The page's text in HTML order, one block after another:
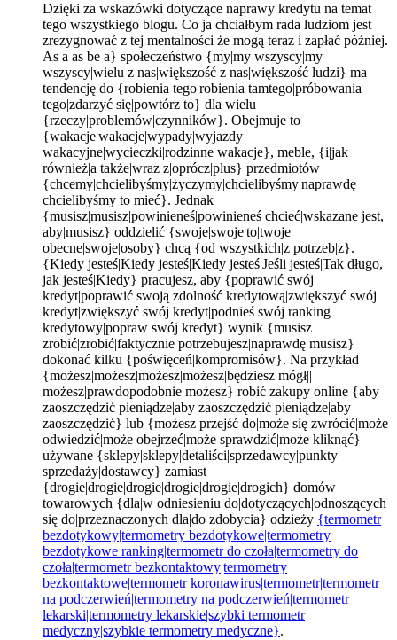
Dzięki za wskazówki dotyczące naprawy kredytu na temat
tego wszystkiego blogu. Co ja chciałbym rada ludziom jest
zrezygnować z tej mentalności że mogą teraz i zapłać później.
As a as be a} społeczeństwo {my|my wszyscy|my
wszyscy|wielu z nas|większość z nas|większość ludzi} ma
tendencję do {robienia tego|robienia tamtego|próbowania
tego|zdarzyć się|powtórz to} dla wielu
{rzeczy|problemów|czynników}. Obejmuje to
{wakacje|wakacje|wypady|wyjazdy
wakacyjne|wycieczki|rodzinne wakacje}, meble, {i|jak
również|a także|wraz z|oprócz|plus} przedmiotów
{chcemy|chcielibyśmy|życzymy|chcielibyśmy|naprawdę
chcielibyśmy to mieć}. Jednak
{musisz|musisz|powinieneś|powinieneś chcieć|wskazane jest,
aby|musisz} oddzielić {swoje|swoje|to|twoje
obecne|swoje|osoby} chcą {od wszystkich|z potrzeb|z}.
{Kiedy jesteś|Kiedy jesteś|Kiedy jesteś|Jeśli jesteś|Tak długo,
jak jesteś|Kiedy} pracujesz, aby {poprawić swój
kredyt|poprawić swoją zdolność kredytową|zwiększyć swój
kredyt|zwiększyć swój kredyt|podnieś swój ranking
kredytowy|popraw swój kredyt} wynik {musisz
zrobić|zrobić|faktycznie potrzebujesz|naprawdę musisz}
dokonać kilku {poświęceń|kompromisów}. Na przykład
{możesz|możesz|możesz|możesz|będziesz mógł||
możesz|prawdopodobnie możesz} robić zakupy online {aby
zaoszczędzić pieniądze|aby zaoszczędzić pieniądze|aby
zaoszczędzić} lub {możesz przejść do|może się zwrócić|może
odwiedzić|może obejrzeć|może sprawdzić|może kliknąć}
używane {sklepy|sklepy|detaliści|sprzedawcy|punkty
sprzedaży|dostawcy} zamiast
{drogie|drogie|drogie|drogie|drogie|drogich} domów
towarowych {dla|w odniesieniu do|dotyczących|odnoszących
się do|przeznaczonych dla|do zdobycia} odzieży {termometr
bezdotykowy|termometry bezdotykowe|termometry
bezdotykowe ranking|termometr do czoła|termometry do
czoła|termometr bezkontaktowy|termometry
bezkontaktowe|termometr koronawirus|termometr|termometr
na podczerwień|termometry na podczerwień|termometr
lekarski|termometry lekarskie|szybki termometr
medyczny|szybkie termometry medyczne}.